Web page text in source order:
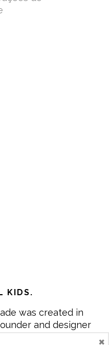
KIDS.
was created in
and designer
to create clothing
×